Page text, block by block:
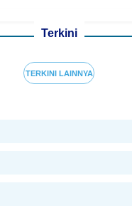
Terkini
TERKINI LAINNYA